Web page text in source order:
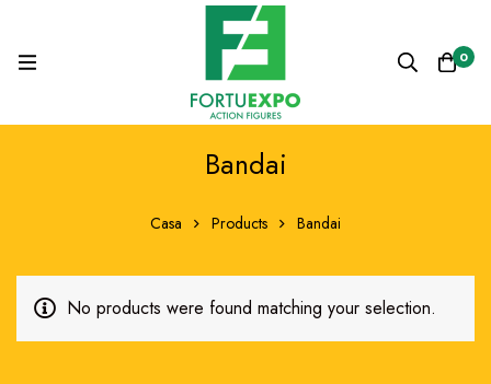
0
Bandai
Casa Products Bandai
No products were found matching your selection.